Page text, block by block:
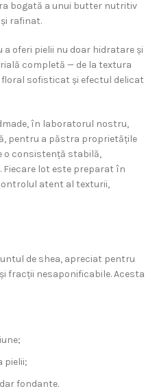
bogată a unui butter nutritiv
rafinat.
oferi pielii nu doar hidratare și
completă — de la textura
sofisticat și efectul delicat
în laboratorul nostru,
pentru a păstra proprietățile
o consistență stabilă,
Fiecare lot este preparat în
atent al texturii,
de shea, apreciat pentru
fracții nesaponificabile. Acesta
pielii;
fondante.